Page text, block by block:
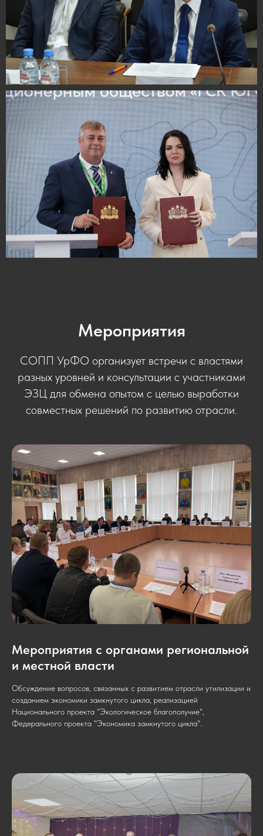
Мероприятия
СОПП УрФО организует встречи с властями
разных уровней и консультации с участниками
ЭЗЦ для обмена опытом с целью выработки
совместных решений по развитию отрасли.
Мероприятия с органами региональной
и местной власти
Обсуждение вопросов, связанных с развитием отрасли утилизации и
созданием экономики замкнутого цикла, реализацией
Национального проекта "Экологическое благополучие",
Федерального проекта "Экономика замкнутого цикла".